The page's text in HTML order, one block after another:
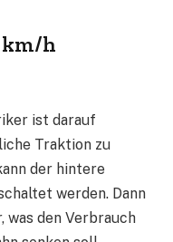
km/h
ist darauf
Traktion zu
der hintere
werden. Dann
den Verbrauch